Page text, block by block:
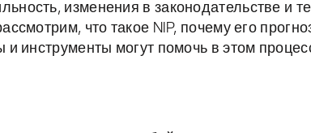
изменения в законодательстве и
что такое NIP, почему его
инструменты могут помочь в этом